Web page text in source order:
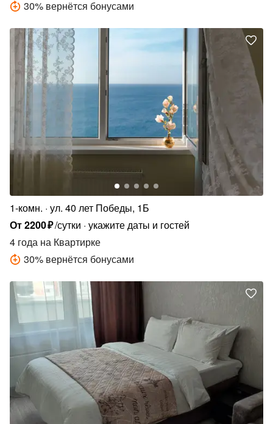
30% вернётся бонусами
1-комн. ул. 40 лет Победы, 1Б
От2200₽/сутки укажите даты и гостей
4 года на Квартирке
30% вернётся бонусами